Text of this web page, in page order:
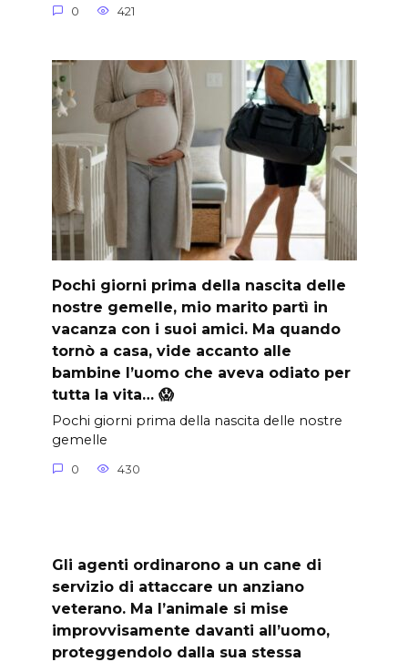
0 421
Pochi giorni prima della nascita delle
nostre gemelle, mio marito partì in
vacanza con i suoi amici. Ma quando
tornò a casa, vide accanto alle
bambine l’uomo che aveva odiato per
tutta la vita… 😱
Pochi giorni prima della nascita delle nostre
gemelle
0 430
Gli agenti ordinarono a un cane di
servizio di attaccare un anziano
veterano. Ma l’animale si mise
improvvisamente davanti all’uomo,
proteggendolo dalla sua stessa